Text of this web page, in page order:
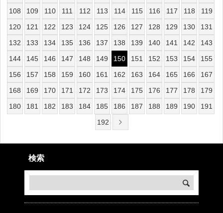
108
109 110 111 112 113 114 115 116 117 118
119
120
121 122 123 124 125 126 127 128 129 130
131
132
133 134 135 136 137 138 139 140 141 142
143
144
145 146 147 148 149 150 151 152 153 154
155
156
157 158 159 160 161 162 163 164 165 166
167
168
169 170 171 172 173 174 175 176 177 178
179
180
181 182 183 184 185 186 187 188 189 190
191
192
検索